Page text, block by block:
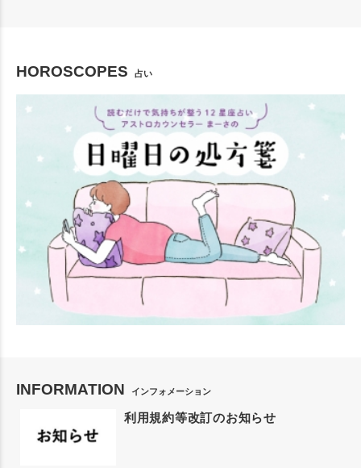
HOROSCOPES 占い
INFORMATION インフォメーション
利用規約等改訂のお知らせ